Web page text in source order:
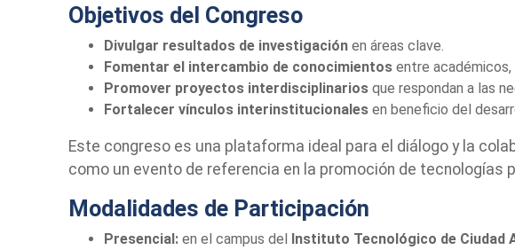
Objetivos del Congreso
Divulgar resultados de investigación en áreas clave.
Fomentar el intercambio de conocimientos entre
Promover proyectos interdisciplinarios que respondan a las
Fortalecer vínculos interinstitucionales en beneficio del
Este congreso es una plataforma ideal para el diálogo y la
como un evento de referencia en la promoción de tecnologías
Modalidades de Participación
Presencial: en el campus del Instituto Tecnológico de Ciudad